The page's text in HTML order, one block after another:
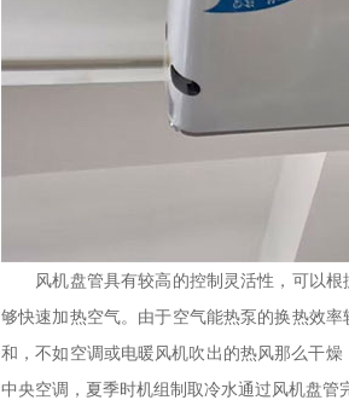
风机盘管具有较高的控制灵活性，可以根
够快速加热空气。由于空气能热泵的换热效
和，不如空调或电暖风机吹出的热风那么干
中央空调，夏季时机组制取冷水通过风机盘管